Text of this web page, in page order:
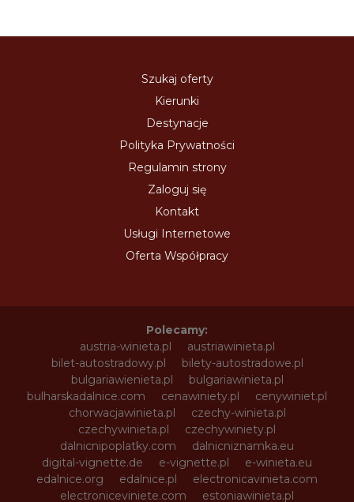
Szukaj oferty
Kierunki
Destynacje
Polityka Prywatności
Regulamin strony
Zaloguj się
Kontakt
Usługi Internetowe
Oferta Współpracy
Polecamy:
austria-winieta.pl
austriawinieta.pl
bilet-autostradowy.pl
bilety-autostradowe.pl
bulgariawienieta.pl
bulgariawinieta.pl
bulharskadalnice.com
cenawiniety.pl
cenywiniet.pl
chorwacjawinieta.pl
czechy-winieta.pl
czechywinieta.pl
czechywiniety.pl
dalnicnipoplatky.com
dalnicniznamka.eu
digital-vignette.de
e-vignette.pl
e-winieta.eu
edalnice.org
edalnice.pl
electronicavinieta.com
electroniceviniete.com
estoniawinieta.pl